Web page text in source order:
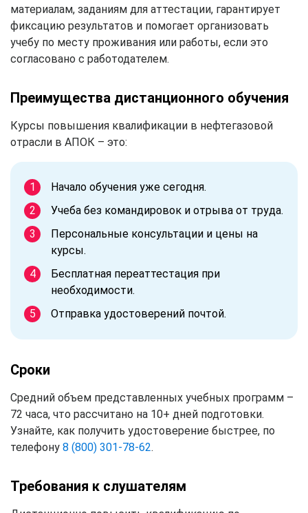
материалам, заданиям для аттестации, гарантирует
фиксацию результатов и помогает организовать
учебу по месту проживания или работы, если это
согласовано с работодателем.
Преимущества дистанционного обучения
Курсы повышения квалификации в нефтегазовой
отрасли в АПОК – это:
Начало обучения уже сегодня.
Учеба без командировок и отрыва от труда.
Персональные консультации и цены на
курсы.
Бесплатная переаттестация при
необходимости.
Отправка удостоверений почтой.
Сроки
Средний объем представленных учебных программ –
72 часа, что рассчитано на 10+ дней подготовки.
Узнайте, как получить удостоверение быстрее, по
телефону 8 (800) 301-78-62.
Требования к слушателям